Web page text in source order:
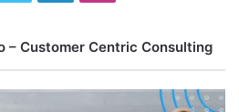
– Customer Centric Consulting